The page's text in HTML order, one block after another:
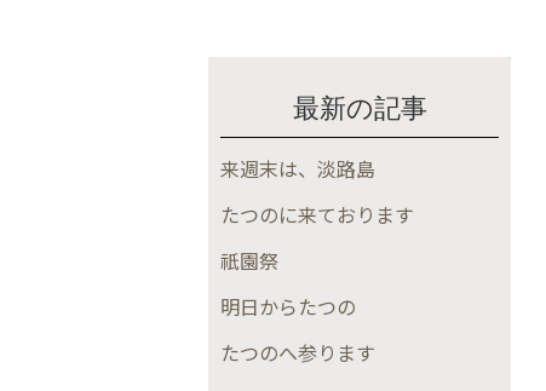
最新の記事
来週末は、淡路島
たつのに来ております
祇園祭
明日からたつの
たつのへ参ります